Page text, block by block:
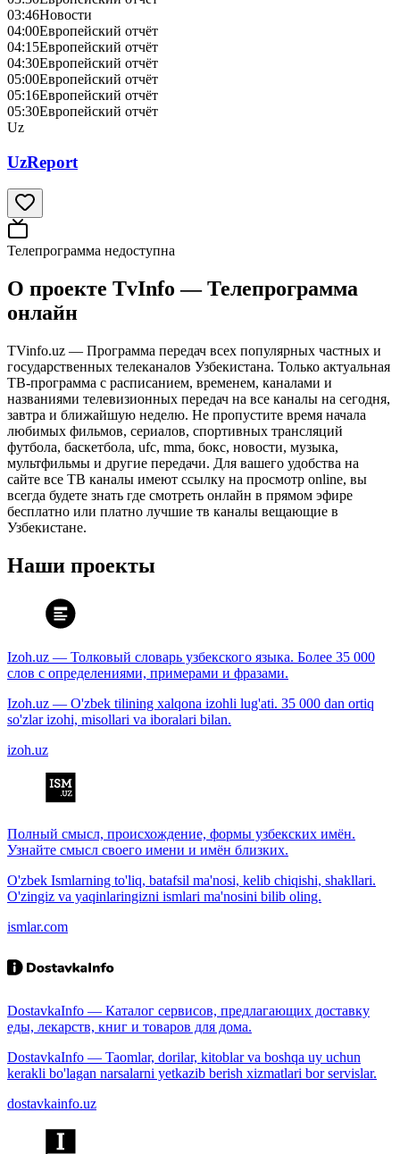
03:46Новости
04:00Европейский отчёт
04:15Европейский отчёт
04:30Европейский отчёт
05:00Европейский отчёт
05:16Европейский отчёт
05:30Европейский отчёт
Uz
UzReport
Телепрограмма недоступна
О проекте TvInfo — Телепрограмма
онлайн
TVinfo.uz — Программа передач всех популярных частных и
государственных телеканалов Узбекистана. Только актуальная
ТВ-программа с расписанием, временем, каналами и
названиями телевизионных передач на все каналы на сегодня,
завтра и ближайшую неделю. Не пропустите время начала
любимых фильмов, сериалов, спортивных трансляций
футбола, баскетбола, ufc, mma, бокс, новости, музыка,
мультфильмы и другие передачи. Для вашего удобства на
сайте все ТВ каналы имеют ссылку на просмотр online, вы
всегда будете знать где смотреть онлайн в прямом эфире
бесплатно или платно лучшие тв каналы вещающие в
Узбекистане.
Наши проекты
Izoh.uz — Толковый словарь узбекского языка. Более 35 000
слов с определениями, примерами и фразами.
Izoh.uz — O'zbek tilining xalqona izohli lug'ati. 35 000 dan ortiq
so'zlar izohi, misollari va iboralari bilan.
izoh.uz
Полный смысл, происхождение, формы узбекских имён.
Узнайте смысл своего имени и имён близких.
O'zbek Ismlarning to'liq, batafsil ma'nosi, kelib chiqishi, shakllari.
O'zingiz va yaqinlaringizni ismlari ma'nosini bilib oling.
ismlar.com
DostavkaInfo — Каталог сервисов, предлагающих доставку
еды, лекарств, книг и товаров для дома.
DostavkaInfo — Taomlar, dorilar, kitoblar va boshqa uy uchun
kerakli bo'lagan narsalarni yetkazib berish xizmatlari bor servislar.
dostavkainfo.uz